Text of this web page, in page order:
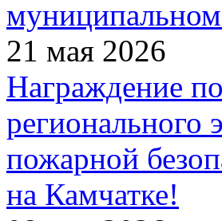
21 мая 2026
Награждение
регионального
пожарной
на Камчатке!